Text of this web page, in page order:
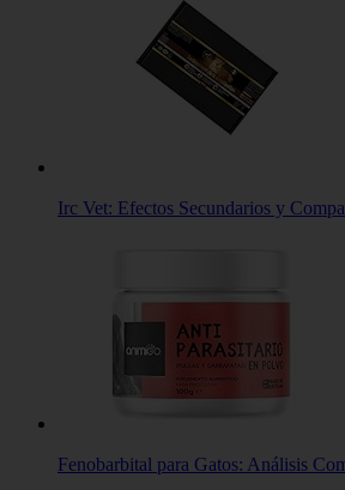
Irc Vet: Efectos Secundarios y
Fenobarbital para Gatos: Análisis